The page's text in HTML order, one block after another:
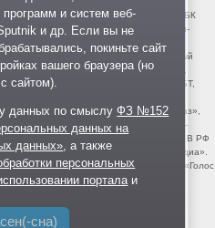
и запрещены организации ФБК
Штабы Навального, «Национал-
«Армия воли народа», «Русский
нелегальной иммиграции», «Правый
Бандеры», «Мизантропик дивижн»,
«Артподготовка», движение ЛГБТ,
АУЕ, батальоны «Азов» и «Айдар».
«Движение Талибан», «Имарат Кавказ»,
ан-Нусра, «АУМ Синрике», «Братья-
Магриба», «Сеть», «Колумбайн». В РФ
России», издания «Проект Медиа».
«Медуза», «Важные истории», «Голос
ОВД-инфо. Иноагентами
Центр Юрия Левады»,
(Metа) запрещены в РФ за экстремизм.
и систем веб-
и др. Если вы не
покиньте сайт
вашего браузера (но
сайтом).
данных по смыслуФЗ №152
данных на
данных» , а также
персональных
портала и
сна)